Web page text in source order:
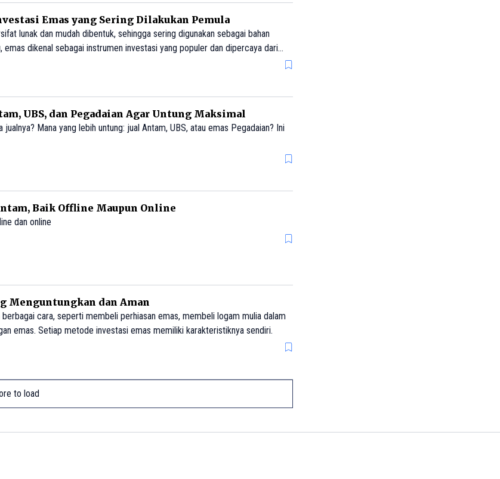
Emas yang Sering Dilakukan Pemula
lunak dan mudah dibentuk, sehingga sering digunakan sebagai bahan
emas dikenal sebagai instrumen investasi yang populer dan dipercaya dari
UBS, dan Pegadaian Agar Untung Maksimal
Mana yang lebih untung: jual Antam, UBS, atau emas Pegadaian? Ini
Baik Offline Maupun Online
dan online
Menguntungkan dan Aman
cara, seperti membeli perhiasan emas, membeli logam mulia dalam
emas. Setiap metode investasi emas memiliki karakteristiknya sendiri.
to load